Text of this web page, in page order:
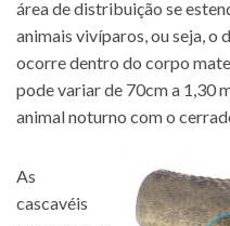
área de distribuição se
animais vivíparos, ou seja,
ocorre dentro do corpo
pode variar de 70cm a 1,30
animal noturno com o
As
cascavéis